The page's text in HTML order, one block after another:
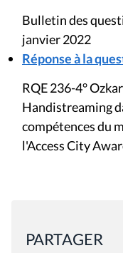
Bulletin des
janvier 2022
Réponse à la
RQE 236-4°
Handistreaming
compétences du
l'Access City
PARTAGER